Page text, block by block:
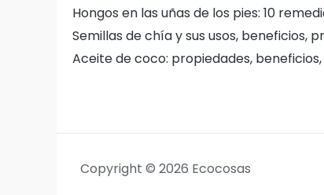
Hongos en las uñas de los pies: 10
Semillas de chía y sus usos, beneficios,
Aceite de coco: propiedades,
Copyright © 2026 Ecocosas